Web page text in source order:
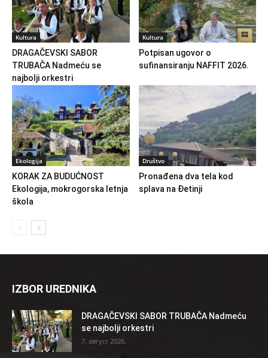
Kultura
DRAGAČEVSKI SABOR
TRUBAČA Nadmeću se
najbolji orkestri
Kultura
Potpisan ugovor o
sufinansiranju NAFFIT 2026.
Ekologija
KORAK ZA BUDUĆNOST
Ekologija, mokrogorska letnja
škola
Društvo
Pronađena dva tela kod
splava na Đetinji
IZBOR UREDNIKA
DRAGAČEVSKI SABOR TRUBAČA Nadmeću
se najbolji orkestri
7. август 2026.